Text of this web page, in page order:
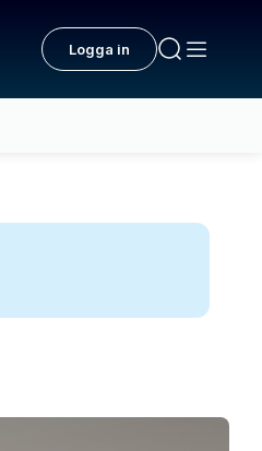
Logga in